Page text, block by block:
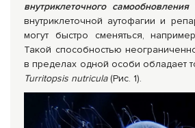
внутриклеточного самообновления
внутриклеточной аутофагии и
могут быстро сменяться,
Такой способностью
в пределах одной особи обладает
Turritopsis nutricula(Рис. 1).